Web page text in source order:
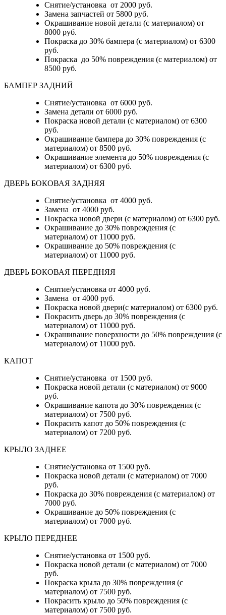
Снятие/установка от 2000 руб.
Замена запчастей от 5800 руб.
Окрашивание новой детали (с материалом) от
8000 руб.
Покраска до 30% бампера (с материалом) от 6300
руб.
Покраска до 50% повреждения (с материалом) от
8500 руб.
БАМПЕР ЗАДНИЙ
Снятие/установка от 6000 руб.
Замена детали от 6000 руб.
Покраска новой детали (с материалом) от 6300
руб.
Окрашивание бампера до 30% повреждения (с
материалом) от 8500 руб.
Окрашивание элемента до 50% повреждения (с
материалом) от 6300 руб.
ДВЕРЬ БОКОВАЯ ЗАДНЯЯ
Снятие/установка от 4000 руб.
Замена от 4000 руб.
Покраска новой двери (с материалом) от 6300 руб.
Окрашивание до 30% повреждения (с
материалом) от 11000 руб.
Окрашивание до 50% повреждения (с
материалом) от 11000 руб.
ДВЕРЬ БОКОВАЯ ПЕРЕДНЯЯ
Снятие/установка от 4000 руб.
Замена от 4000 руб.
Покраска новой двери(с материалом) от 6300 руб.
Покрасить дверь до 30% повреждения (с
материалом) от 11000 руб.
Окрашивание поверхности до 50% повреждения (с
материалом) от 11000 руб.
КАПОТ
Снятие/установка от 1500 руб.
Покраска новой детали (с материалом) от 9000
руб.
Окрашивание капота до 30% повреждения (с
материалом) от 7500 руб.
Покрасить капот до 50% повреждения (с
материалом) от 7200 руб.
КРЫЛО ЗАДНЕЕ
Снятие/установка от 1500 руб.
Покраска новой детали (с материалом) от 7000
руб.
Покраска до 30% повреждения (с материалом) от
7000 руб.
Окрашивание до 50% повреждения (с
материалом) от 7000 руб.
КРЫЛО ПЕРЕДНЕЕ
Снятие/установка от 1500 руб.
Покраска новой детали (с материалом) от 7000
руб.
Покраска крыла до 30% повреждения (с
материалом) от 7500 руб.
Покрасить крыло до 50% повреждения (с
материалом) от 7500 руб.